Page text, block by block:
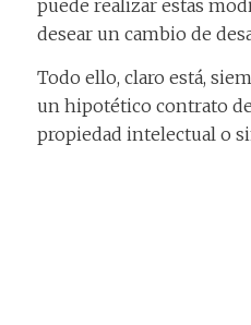
puede realizar estas
desear un cambio de
Todo ello, claro está,
un hipotético contrato
propiedad intelectual o